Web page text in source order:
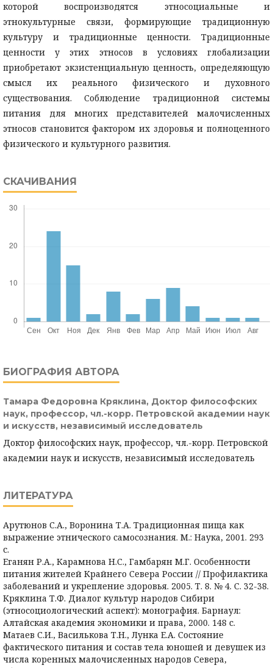
которой воспроизводятся этносоциальные и
этнокультурные связи, формирующие традиционную
культуру и традиционные ценности. Традиционные
ценности у этих этносов в условиях глобализации
приобретают экзистенциальную ценность, определяющую
смысл их реального физического и духовного
существования. Соблюдение традиционной системы
питания для многих представителей малочисленных
этносов становится фактором их здоровья и полноценного
физического и культурного развития.
СКАЧИВАНИЯ
БИОГРАФИЯ АВТОРА
Тамара Федоровна Кряклина, Доктор философских
наук, профессор, чл.-корр. Петровской академии наук
и искусств, независимый исследователь
Доктор философских наук, профессор, чл.-корр. Петровской
академии наук и искусств, независимый исследователь
ЛИТЕРАТУРА
Арутюнов С.А., Воронина Т.А. Традиционная пища как
выражение этнического самосознания. М.: Наука, 2001. 293
с.
Еганян Р.А., Карамнова Н.С., Гамбарян М.Г. Особенности
питания жителей Крайнего Севера России // Профилактика
заболеваний и укрепление здоровья. 2005. Т. 8. № 4. С. 32-38.
Кряклина Т.Ф. Диалог культур народов Сибири
(этносоциологический аспект): монография. Барнаул:
Алтайская академия экономики и права, 2000. 148 с.
Матаев С.И., Василькова Т.Н., Лунка Е.А. Состояние
фактического питания и состав тела юношей и девушек из
числа коренных малочисленных народов Севера,